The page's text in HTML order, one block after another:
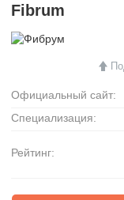
Fibrum
Официальный сайт:
Специализация:
Рейтинг: